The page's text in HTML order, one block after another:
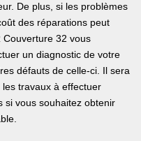
De plus, si les problèmes
des réparations peut
Couverture 32 vous
un diagnostic de votre
défauts de celle-ci. Il sera
travaux à effectuer
si vous souhaitez obtenir